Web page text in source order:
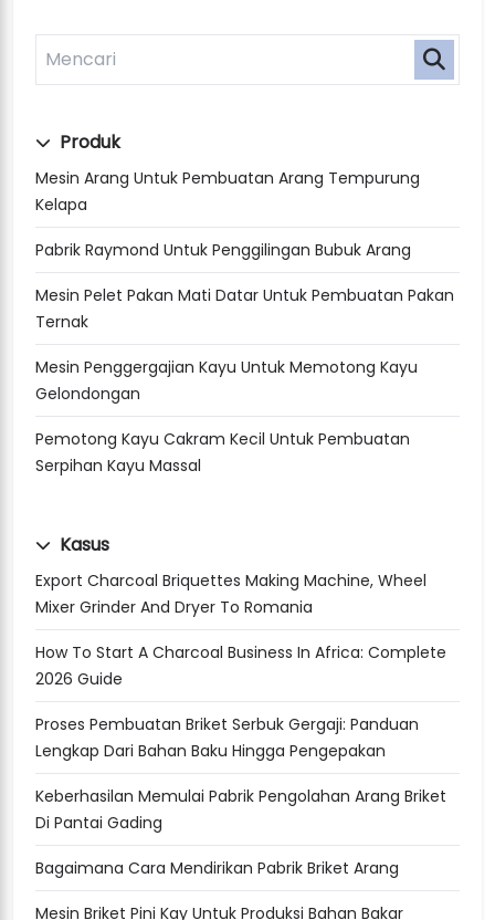
Produk
Mesin Arang Untuk Pembuatan Arang Tempurung
Kelapa
Pabrik Raymond Untuk Penggilingan Bubuk Arang
Mesin Pelet Pakan Mati Datar Untuk Pembuatan Pakan
Ternak
Mesin Penggergajian Kayu Untuk Memotong Kayu
Gelondongan
Pemotong Kayu Cakram Kecil Untuk Pembuatan
Serpihan Kayu Massal
Kasus
Export Charcoal Briquettes Making Machine, Wheel
Mixer Grinder And Dryer To Romania
How To Start A Charcoal Business In Africa: Complete
2026 Guide
Proses Pembuatan Briket Serbuk Gergaji: Panduan
Lengkap Dari Bahan Baku Hingga Pengepakan
Keberhasilan Memulai Pabrik Pengolahan Arang Briket
Di Pantai Gading
Bagaimana Cara Mendirikan Pabrik Briket Arang
Mesin Briket Pini Kay Untuk Produksi Bahan Bakar